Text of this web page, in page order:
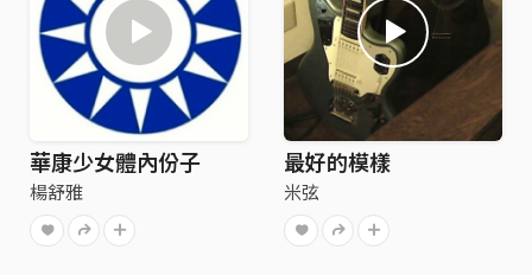
華康少女體內份子
楊舒雅
最好的模樣
米弦